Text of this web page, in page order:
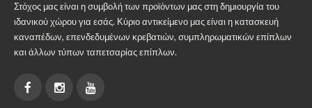
Στόχος μας είναι η συμβολή των προϊόντων μας στη δημιουργία του
ιδανικού χώρου για εσάς. Κύριο αντικείμενο μας είναι η κατασκευή
καναπέδων, επενδεδυμένων κρεβατιών, συμπληρωματικών επίπλων
και άλλων τύπων ταπετσαρίας επίπλων.